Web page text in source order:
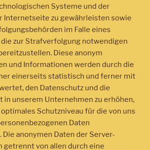
Systeme und der
Internetseite zu gewährleisten sowie
im Falle eines
zur Strafverfolgung notwendigen
Diese anonym
und Informationen werden durch die
einerseits statistisch und ferner mit
den Datenschutz und die
in unserem Unternehmen zu erhöhen,
Schutzniveau für die von uns
Daten
anonymen Daten der Server-
getrennt von allen durch eine